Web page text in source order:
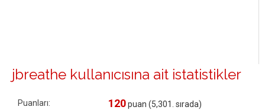
jbreathe kullanıcısına ait istatistikler
Puanları: 120puan (5,301 . sırada)